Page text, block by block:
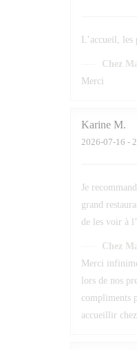
L’accueil,
Chez
Merci
Karine M
2026-07-16 -
Je
grand
de les voir à
Chez
Merci
lors de nos
compliments
accueillir